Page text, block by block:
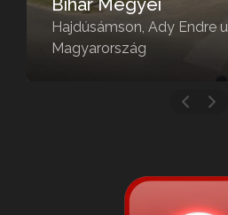
Bihar Megyei
Hajdúsámson, Ady Endre
Magyarország